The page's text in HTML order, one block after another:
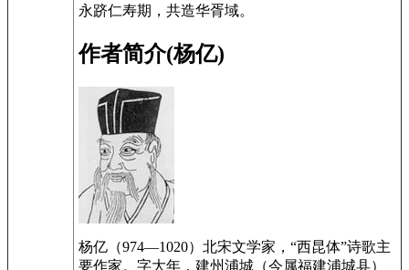
永跻仁寿期，共造华胥域。
作者简介(杨亿)
杨亿（974—1020）北宋文学家，“西昆体”诗歌主
要作家。字大年，建州浦城（今属福建浦城县）